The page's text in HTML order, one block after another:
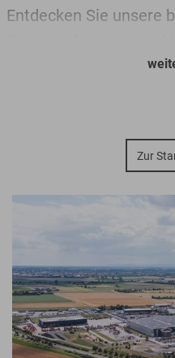
Entdecken Sie unsere
Anbaugeräten und
Vertrieb, Miete und
Familienunternehmen,
unser dichtes
Leistungen in Ihrer
Zur